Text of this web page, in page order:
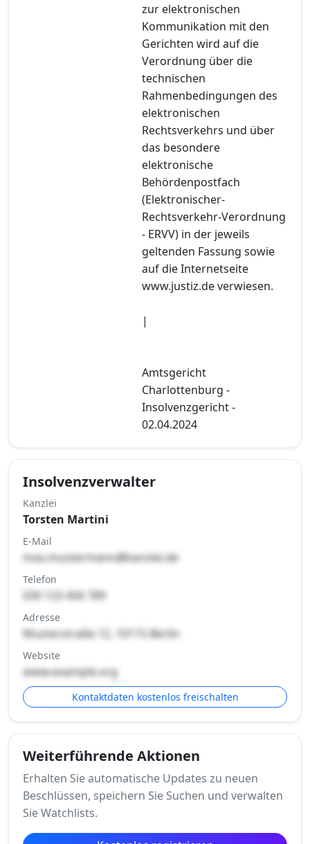
zur elektronischen
Kommunikation mit den
Gerichten wird auf die
Verordnung über die
technischen
Rahmenbedingungen des
elektronischen
Rechtsverkehrs und über
das besondere
elektronische
Behördenpostfach
(Elektronischer-
Rechtsverkehr-Verordnung
- ERVV) in der jeweils
geltenden Fassung sowie
auf die Internetseite
www.justiz.de verwiesen.
|
Amtsgericht
Charlottenburg -
Insolvenzgericht -
02.04.2024
Insolvenzverwalter
Kanzlei
Torsten Martini
E-Mail
max.mustermann@kanzlei.de
Telefon
030 123 456 789
Adresse
Musterstraße 12, 10115 Berlin
Website
www.example.org
Kontaktdaten kostenlos freischalten
Weiterführende Aktionen
Erhalten Sie automatische Updates zu neuen
Beschlüssen, speichern Sie Suchen und verwalten
Sie Watchlists.